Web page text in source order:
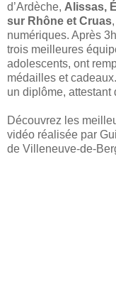
d’Ardèche, Alissas,
sur Rhône et Cruas
numériques. Après
trois meilleures
adolescents, ont
médailles et
un diplôme, attestant
Découvrez les
vidéo réalisée par
de Villeneuve-de-